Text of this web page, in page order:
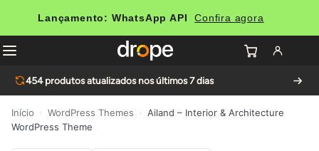
Lançamento: WhatsApp API Confira agora
454produtos atualizados nos últimos 7 dias
Início WordPress Themes
Ailand – Interior & Architecture
WordPress Theme